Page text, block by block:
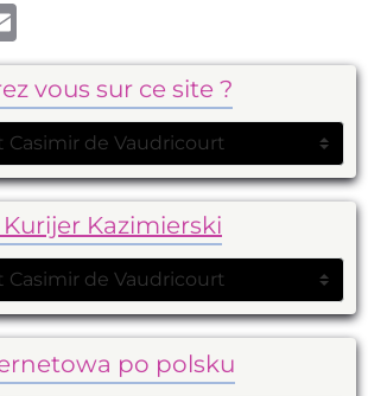
vous sur ce site ?
Kazimierski